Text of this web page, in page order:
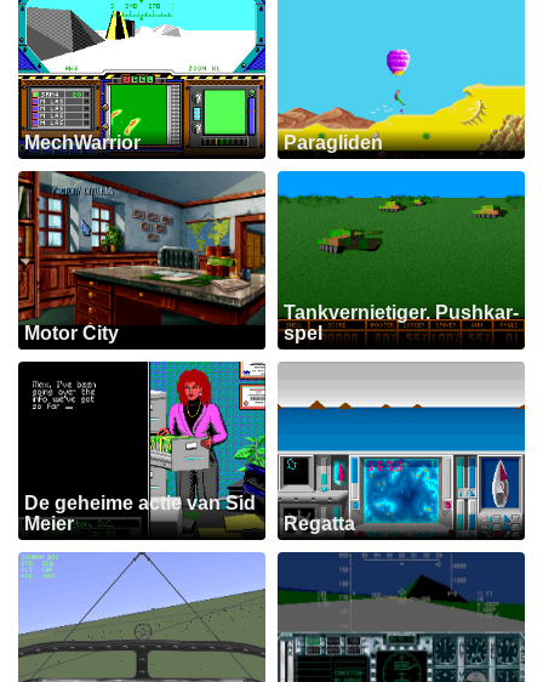
MechWarrior Paragliden
Motor City
Tankvernietiger. Pushkar-
spel
De geheime actie van Sid
Meier
Regatta